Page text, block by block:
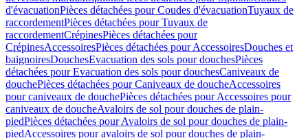
d'évacuationPièces détachées pour Coudes d'évacuationTuyaux de
raccordementPièces détachées pour Tuyaux de
raccordementCrépinesPièces détachées pour
CrépinesAccessoiresPièces détachées pour AccessoiresDouches et
baignoiresDouchesEvacuation des sols pour douchesPièces
détachées pour Evacuation des sols pour douchesCaniveaux de
douchePièces détachées pour Caniveaux de doucheAccessoires
pour caniveaux de douchePièces détachées pour Accessoires pour
caniveaux de doucheAvaloirs de sol pour douches de plain-
piedPièces détachées pour Avaloirs de sol pour douches de plain-
piedAccessoires pour avaloirs de sol pour douches de plain-